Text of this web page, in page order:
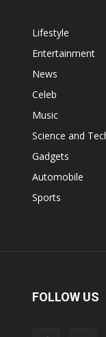
Lifestyle
Entertainment
News
Celeb
Music
Science and
Gadgets
Automobile
Sports
FOLLOW US